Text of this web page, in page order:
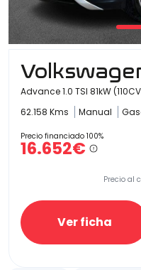
Advance 1.0 TSI 81kW
62.158 Kms
Manual
Precio financiado 100%
16.652€
Precio al
Ver ficha